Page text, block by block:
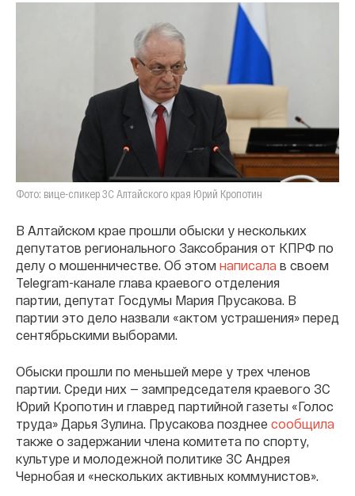
Фото: вице-спикер ЗС Алтайского края Юрий Кропотин
В Алтайском крае прошли обыски у нескольких
депутатов регионального Заксобрания от КПРФ по
делу о мошенничестве. Об этом написала в своем
Telegram-канале глава краевого отделения
партии, депутат Госдумы Мария Прусакова. В
партии это дело назвали «актом устрашения» перед
сентябрьскими выборами.
Обыски прошли по меньшей мере у трех членов
партии. Среди них — зампредседателя краевого ЗС
Юрий Кропотин и главред партийной газеты «Голос
труда» Дарья Зулина. Прусакова позднее сообщила
также о задержании члена комитета по спорту,
культуре и молодежной политике ЗС Андрея
Чернобая и «нескольких активных коммунистов».